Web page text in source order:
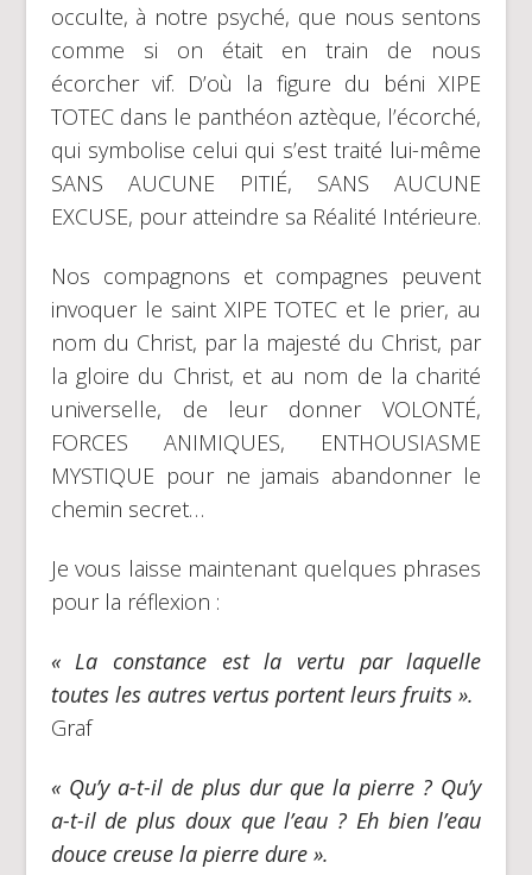
occulte, à notre psyché, que nous sentons
comme si on était en train de nous
écorcher vif. D’où la figure du béni XIPE
TOTEC dans le panthéon aztèque, l’écorché,
qui symbolise celui qui s’est traité lui-même
SANS AUCUNE PITIÉ, SANS AUCUNE
EXCUSE, pour atteindre sa Réalité Intérieure.
Nos compagnons et compagnes peuvent
invoquer le saint XIPE TOTEC et le prier, au
nom du Christ, par la majesté du Christ, par
la gloire du Christ, et au nom de la charité
universelle, de leur donner VOLONTÉ,
FORCES ANIMIQUES, ENTHOUSIASME
MYSTIQUE pour ne jamais abandonner le
chemin secret…
Je vous laisse maintenant quelques phrases
pour la réflexion :
« La constance est la vertu par laquelle
toutes les autres vertus portent leurs fruits ».
Graf
« Qu’y a-t-il de plus dur que la pierre ? Qu’y
a-t-il de plus doux que l’eau ? Eh bien l’eau
douce creuse la pierre dure ».